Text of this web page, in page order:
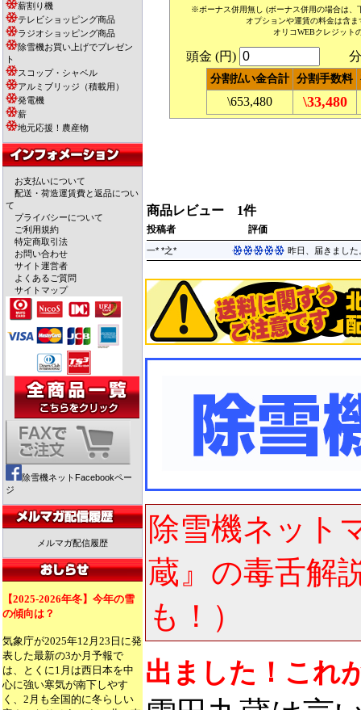
薪割り機
テレビショッピング商品
ラジオショッピング商品
除雪機お買い上げでプレゼン
ト
スコップ・シャベル
アルミブリッジ（積載用）
発電機
薪
地元応援！農産物
お支払いについて
配送・荷造運賃費と返品につい
て
プライバシーについて
ご利用規約
特定商取引法
お問い合わせ
サイト運営者
よくあるご質問
サイトマップ
除雪機ネットFacebookペー
ジ
メルマガ配信履歴
【2025-2026年冬】今年の雪
の傾向は？
気象庁が2025年12月23日に発
表した最新の3か月予報で
は、とくに1月は西日本を中
心に強い寒気が南下しやす
く、2月も全国的に冬らしい
※ボーナス併用無し (ボーナス併用の場合は、
オプションや運賃の料金は含
オリコWEBクレジット
頭金 (円) 分
分割払い金合計 分割手数料
\653,480 \33,480
商品レビュー 1件
投稿者 評価
一* *之* 昨日、届きまし
除雪機ネット
蔵』の毒舌解
も！）
出ました！これ